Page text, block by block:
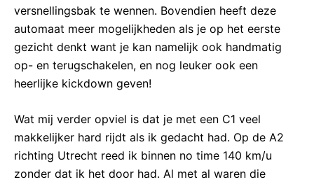
versnellingsbak te wennen. Bovendien heeft deze
automaat meer mogelijkheden als je op het eerste
gezicht denkt want je kan namelijk ook handmatig
op- en terugschakelen, en nog leuker ook een
heerlijke kickdown geven!
Wat mij verder opviel is dat je met een C1 veel
makkelijker hard rijdt als ik gedacht had. Op de A2
richting Utrecht reed ik binnen no time 140 km/u
zonder dat ik het door had. Al met al waren die